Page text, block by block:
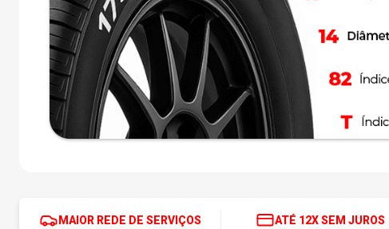
MAIOR REDE DE SERVIÇOS ATÉ 12X SEM JUROS